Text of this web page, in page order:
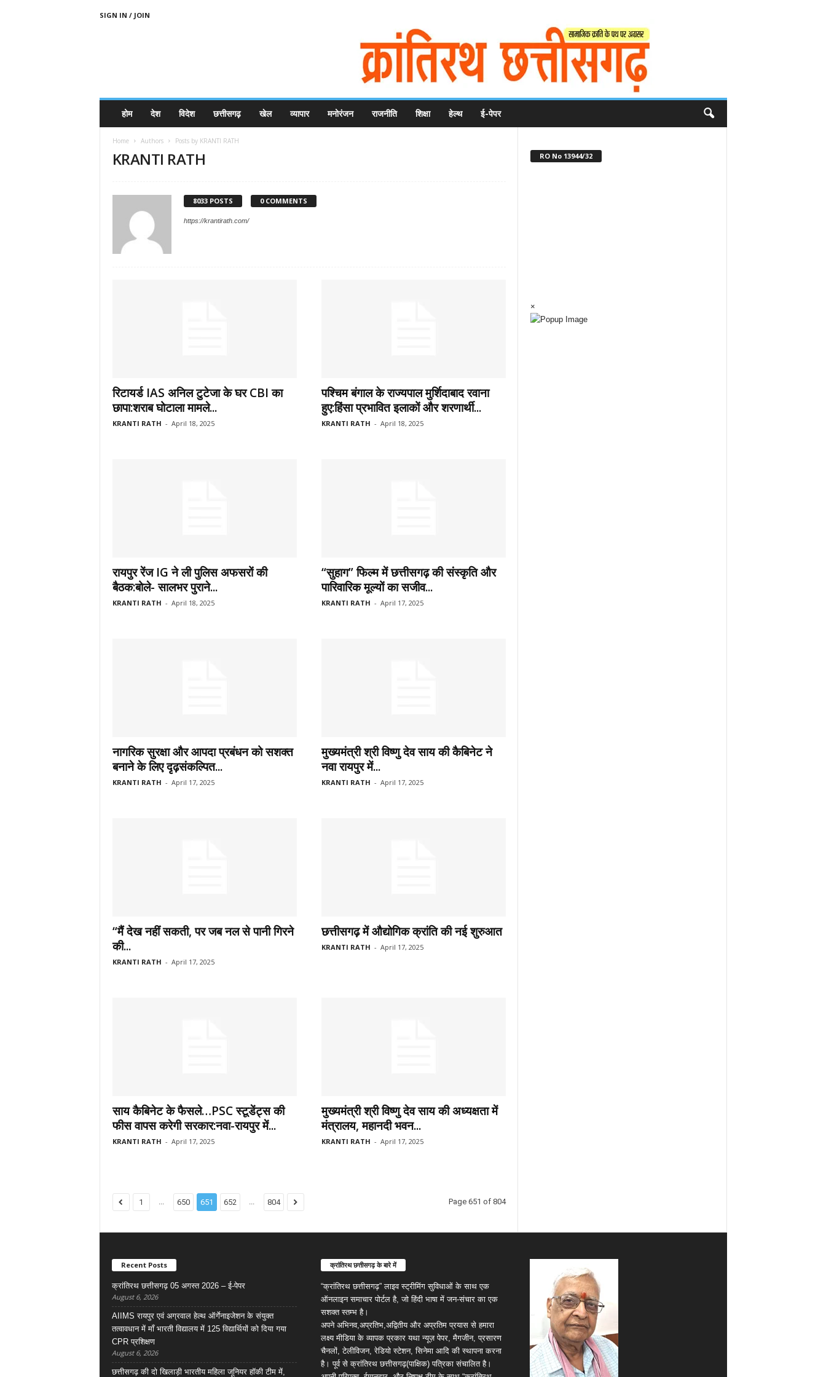
SIGN IN / JOIN
होम देश विदेश छत्तीसगढ़ खेल व्यापार मनोरंजन राजनीति शिक्षा हेल्थ ई-पेपर
Home Authors Posts by KRANTI RATH
KRANTI RATH
8033 POSTS 0 COMMENTS
https://krantirath.com/
रिटायर्ड IAS अनिल टुटेजा के घर CBI का
छापा:शराब घोटाला मामले...
KRANTI RATH - April 18, 2025
पश्चिम बंगाल के राज्यपाल मुर्शिदाबाद रवाना
हुए:हिंसा प्रभावित इलाकों और शरणार्थी...
KRANTI RATH - April 18, 2025
रायपुर रेंज IG ने ली पुलिस अफसरों की
बैठक:बोले- सालभर पुराने...
KRANTI RATH - April 18, 2025
“सुहाग” फिल्म में छत्तीसगढ़ की संस्कृति और
पारिवारिक मूल्यों का सजीव...
KRANTI RATH - April 17, 2025
नागरिक सुरक्षा और आपदा प्रबंधन को सशक्त
बनाने के लिए दृढ़संकल्पित...
KRANTI RATH - April 17, 2025
मुख्यमंत्री श्री विष्णु देव साय की कैबिनेट ने
नवा रायपुर में...
KRANTI RATH - April 17, 2025
“मैं देख नहीं सकती, पर जब नल से पानी गिरने
की...
KRANTI RATH - April 17, 2025
छत्तीसगढ़ में औद्योगिक क्रांति की नई शुरुआत
KRANTI RATH - April 17, 2025
साय कैबिनेट के फैसले…PSC स्टूडेंट्स की
फीस वापस करेगी सरकार:नवा-रायपुर में...
KRANTI RATH - April 17, 2025
मुख्यमंत्री श्री विष्णु देव साय की अध्यक्षता में
मंत्रालय, महानदी भवन...
KRANTI RATH - April 17, 2025
1 ... 650 651 652 ... 804 Page 651 of 804
RO No 13944/32
×
Recent Posts
क्रांतिरथ छत्तीसगढ़ 05 अगस्त 2026 – ई-पेपर
August 6, 2026
AIIMS रायपुर एवं अग्रवाल हेल्थ ऑर्गेनाइजेशन के संयुक्त
तत्वावधान में माँ भारती विद्यालय में 125 विद्यार्थियों को दिया गया
CPR प्रशिक्षण
August 6, 2026
छत्तीसगढ़ की दो खिलाड़ी भारतीय महिला जूनियर हॉकी टीम में,
क्रांतिरथ छत्तीसगढ़ के बारे में
“क्रांतिरथ छत्तीसगढ़” लाइव स्ट्रीमिंग सुविधाओं के साथ एक
ऑनलाइन समाचार पोर्टल है, जो हिंदी भाषा में जन-संचार का एक
सशक्त स्तम्भ है।
अपने अभिनव,अप्रतिभ,अद्वितीय और अप्रतिम प्रयास से हमारा
लक्ष्य मीडिया के व्यापक प्रकार यथा न्यूज़ पेपर, मैगजीन, प्रसारण
चैनलों, टेलीविजन, रेडियो स्टेशन, सिनेमा आदि की स्थापना करना
है। पूर्व से क्रांतिरथ छत्तीसगढ़(पाक्षिक) पत्रिका संचालित है।